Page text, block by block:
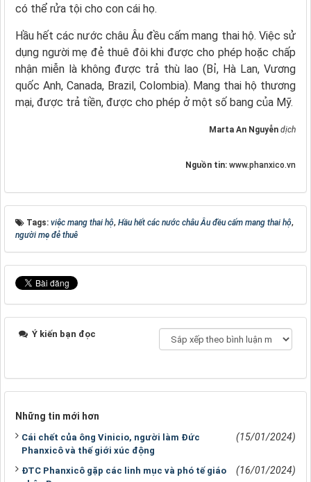
có thể rửa tội cho con cái họ.
Hầu hết các nước châu Âu đều cấm mang thai hộ. Việc sử
dụng người mẹ đẻ thuê đôi khi được cho phép hoặc chấp
nhận miễn là không được trả thù lao (Bỉ, Hà Lan, Vương
quốc Anh, Canada, Brazil, Colombia). Mang thai hộ thương
mại, được trả tiền, được cho phép ở một số bang của Mỹ.
Marta An Nguyễn dịch
Nguồn tin: www.phanxico.vn
Tags: việc mang thai hộ, Hầu hết các nước châu Âu đều cấm mang thai hộ,
người mẹ đẻ thuê
Ý kiến bạn đọc
Những tin mới hơn
Cái chết của ông Vinicio, người làm Đức
Phanxicô và thế giới xúc động
(15/01/2024)
ĐTC Phanxicô gặp các linh mục và phó tế giáo
(16/01/2024)